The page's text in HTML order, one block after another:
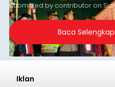
Submitted bycontributoron
Baca
Iklan